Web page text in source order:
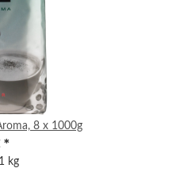
8 x 1000g
*
kg